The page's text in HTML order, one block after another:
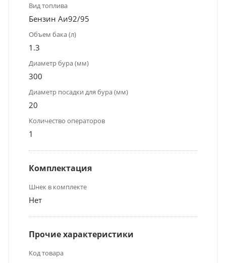
Вид топлива
Бензин Аи92/95
Объем бака (л)
1.3
Диаметр бура (мм)
300
Диаметр посадки для бура (мм)
20
Количество операторов
1
Комплектация
Шнек в комплекте
Нет
Прочие характеристики
Код товара